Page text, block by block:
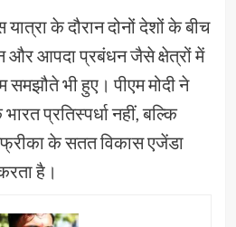
यात्रा के दौरान दोनों देशों के बीच
और आपदा प्रबंधन जैसे क्षेत्रों में
भी हुए। पीएम मोदी ने
प्रतिस्पर्धा नहीं, बल्कि
के सतत विकास एजेंडा
है।